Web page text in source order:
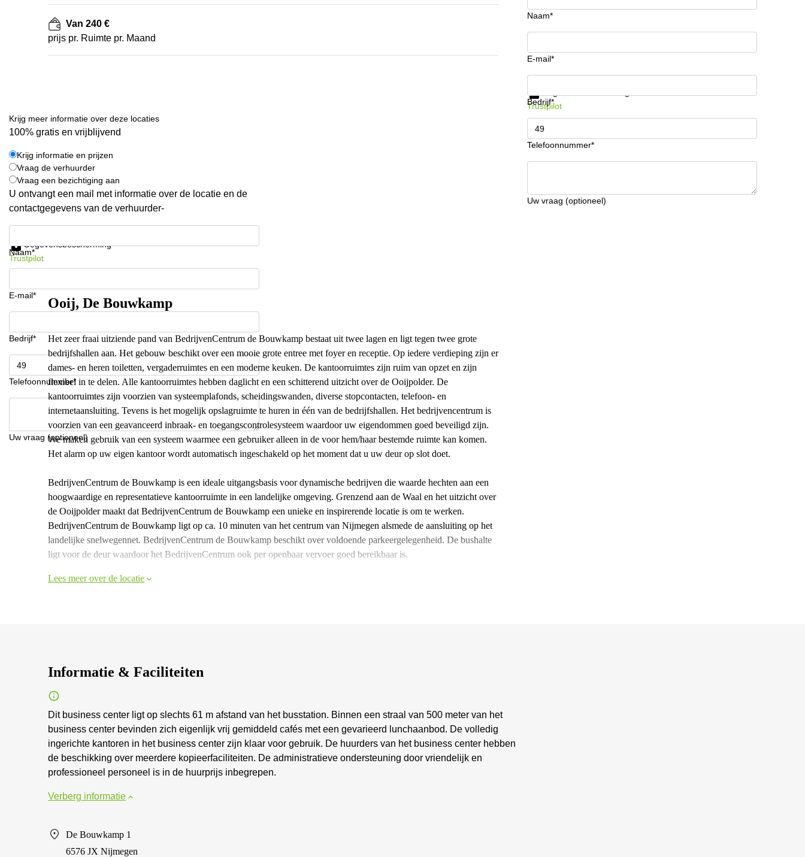
Van 240 €
prijs pr. Ruimte pr. Maand
Naam*
E-mail*
Bedrijf*
Telefoonnummer*
Uw vraag (optioneel)
Krijg informatie en prijzen
Trustpilot
Krijg meer informatie over deze locaties
100% gratis en vrijblijvend
Krijg informatie en prijzen
Vraag de verhuurder
Vraag een bezichtiging aan
U ontvangt een mail met informatie over de locatie en de
contactgegevens van de verhuurder-
Naam*
E-mail*
Bedrijf*
Telefoonnummer*
Uw vraag (optioneel)
Gegevensbescherming
Trustpilot
Ooij, De Bouwkamp
Het zeer fraai uitziende pand van BedrijvenCentrum de Bouwkamp bestaat uit twee lagen en ligt tegen twee grote
bedrijfshallen aan. Het gebouw beschikt over een mooie grote entree met foyer en receptie. Op iedere verdieping zijn er
dames- en heren toiletten, vergaderruimtes en een moderne keuken. De kantoorruimtes zijn ruim van opzet en zijn
flexibel in te delen. Alle kantoorruimtes hebben daglicht en een schitterend uitzicht over de Ooijpolder. De
kantoorruimtes zijn voorzien van systeemplafonds, scheidingswanden, diverse stopcontacten, telefoon- en
internetaansluiting. Tevens is het mogelijk opslagruimte te huren in één van de bedrijfshallen. Het bedrijvencentrum is
voorzien van een geavanceerd inbraak- en toegangscontrolesysteem waardoor uw eigendommen goed beveiligd zijn.
We maken gebruik van een systeem waarmee een gebruiker alleen in de voor hem/haar bestemde ruimte kan komen.
Het alarm op uw eigen kantoor wordt automatisch ingeschakeld op het moment dat u uw deur op slot doet.
BedrijvenCentrum de Bouwkamp is een ideale uitgangsbasis voor dynamische bedrijven die waarde hechten aan een
hoogwaardige en representatieve kantoorruimte in een landelijke omgeving. Grenzend aan de Waal en het uitzicht over
de Ooijpolder maakt dat BedrijvenCentrum de Bouwkamp een unieke en inspirerende locatie is om te werken.
BedrijvenCentrum de Bouwkamp ligt op ca. 10 minuten van het centrum van Nijmegen alsmede de aansluiting op het
landelijke snelwegennet. BedrijvenCentrum de Bouwkamp beschikt over voldoende parkeergelegenheid. De bushalte
ligt voor de deur waardoor het BedrijvenCentrum ook per openbaar vervoer goed bereikbaar is.
Lees meer over de locatie
Informatie & Faciliteiten
Dit business center ligt op slechts 61 m afstand van het busstation. Binnen een straal van 500 meter van het
business center bevinden zich eigenlijk vrij gemiddeld cafés met een gevarieerd lunchaanbod. De volledig
ingerichte kantoren in het business center zijn klaar voor gebruik. De huurders van het business center hebben
de beschikking over meerdere kopieerfaciliteiten. De administratieve ondersteuning door vriendelijk en
professioneel personeel is in de huurprijs inbegrepen.
Verberg informatie
De Bouwkamp 1
6576 JX Nijmegen